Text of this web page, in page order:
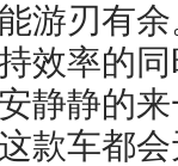
游刃有
效率的
静静的
款车都